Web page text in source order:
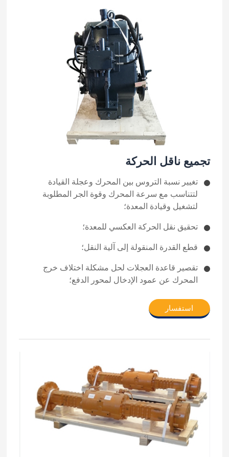
تجميع ناقل الحركة
تغيير نسبة التروس بين المحرك وعجلة القيادة
لتتناسب مع سرعة المحرك وقوة الجر المطلوبة
لتشغيل وقيادة المعدة؛
تحقيق نقل الحركة العكسي للمعدة؛
قطع القدرة المنقولة إلى آلية النقل؛
تقصير قاعدة العجلات لحل مشكلة اختلاف خرج
المحرك عن عمود الإدخال لمحور الدفع؛
استفسار